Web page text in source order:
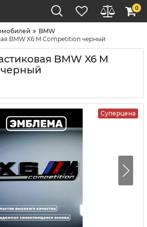
0
BMW
BMW X6 M Competition черный
BMW X6 M
Суперцена